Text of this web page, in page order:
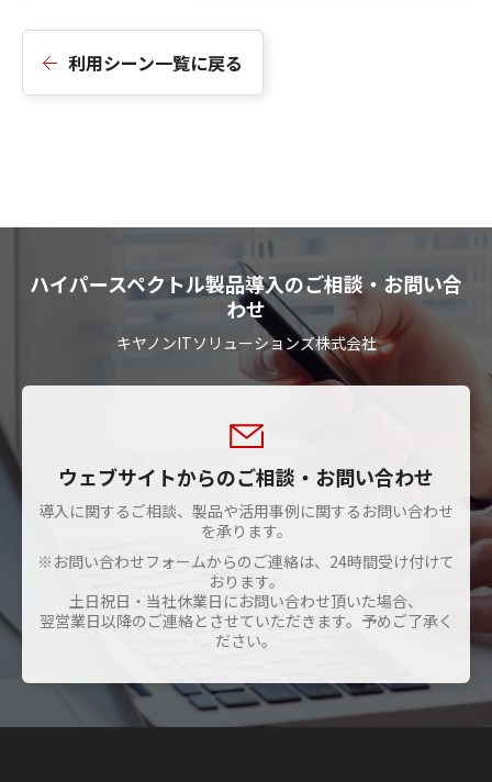
利用シーン一覧に戻る
ハイパースペクトル製品導入のご相談・お問い合
わせ
キヤノンITソリューションズ株式会社
ウェブサイトからのご相談・お問い合わせ
導入に関するご相談、製品や活用事例に関するお問い合わせ
を承ります。
※お問い合わせフォームからのご連絡は、24時間受け付けて
おります。
土日祝日・当社休業日にお問い合わせ頂いた場合、
翌営業日以降のご連絡とさせていただきます。予めご了承く
ださい。